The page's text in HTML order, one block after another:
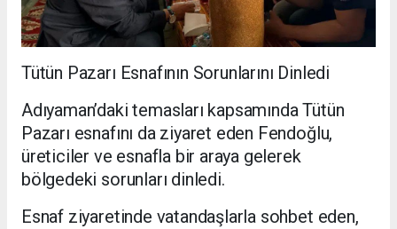
Tütün Pazarı Esnafının Sorunlarını Dinledi
Adıyaman’daki temasları kapsamında Tütün
Pazarı esnafını da ziyaret eden Fendoğlu,
üreticiler ve esnafla bir araya gelerek
bölgedeki sorunları dinledi.
Esnaf ziyaretinde vatandaşlarla sohbet eden,